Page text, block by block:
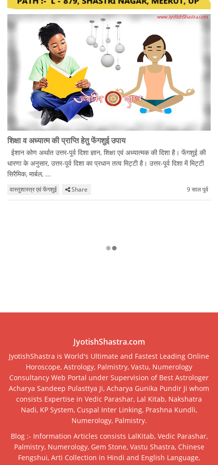
शिक्षा व अध्यात्म की प्राप्ति हेतु फेंगशुई उपाय
ईशान कोण अर्थात उत्तर-पूर्व दिशा ज्ञान, शिक्षा एवं अध्यात्मक की दिशा है। फेंगशुई की
धारणा के अनुसार, उत्तर-पूर्व दिशा का प्रधान तत्व मिट्टी है। उत्तर-पूर्व दिशा में मिट्टी
सिरैमिक, मार्बल, ...
वास्तुशास्त्र एवं फेंगशुई Share 9 साल पूर्व
JyotishShastra.com
JyotishShastra is World's Ultimate and Fastest Leading Online
Horoscope, Astrology, Palmistry, Vastu, Numerology
Consultancy Web Portal under Supervision of Best Astrologer
Acharya Sandeep Pulasttya Ji, Acharya Gunika Pundir Ji whom
consists Expertise in Vedic Parashar, Lal Kitab, Nakshatra
Nadi, KP System, Cuspal Inter Linking, Prashna Kundli,
Numerology, Palmistry.
Blog :- Information Articles consists LalKitab, Vedic Parashar,
Palmistry, Numerology, Gem Stone, Vastu Shastra, Chinese
Fengshui, Arti Collection in Hindi and English Language,